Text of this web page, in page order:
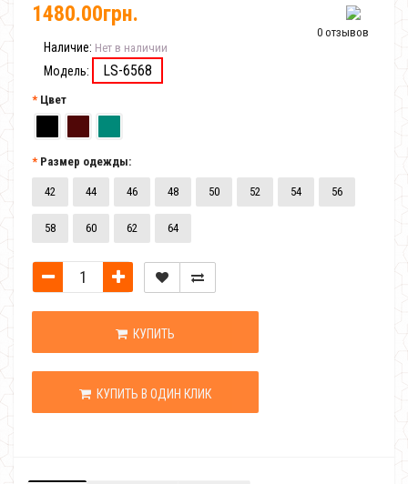
0 отзывов
1480.00грн.
Наличие: Нет в наличии
Модель: LS-6568
Цвет
Размер одежды:
42 44 46 48 50 52 54 56
58 60 62 64
КУПИТЬ
КУПИТЬ В ОДИН КЛИК